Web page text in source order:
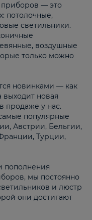
— это
потолочные,
светильники.
воздушные
только можно
новинками — как
выходит новая
продаже у нас.
популярные
Австрии, Бельгии,
Турции,
пополнения
мы постоянно
и люстр
они достигают